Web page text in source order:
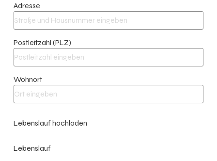
Adresse
Postleitzahl (PLZ)
Wohnort
Lebenslauf hochladen
Lebenslauf